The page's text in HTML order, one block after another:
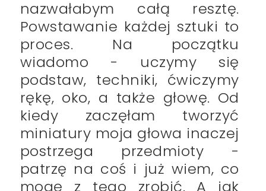
nazwałabym całą resztę.
Powstawanie każdej sztuki to
proces. Na początku
wiadomo - uczymy się
podstaw, techniki, ćwiczymy
rękę, oko, a także głowę. Od
kiedy zaczęłam tworzyć
miniatury moja głowa inaczej
postrzega przedmioty -
patrzę na coś i już wiem, co
mogę z tego zrobić. A jak